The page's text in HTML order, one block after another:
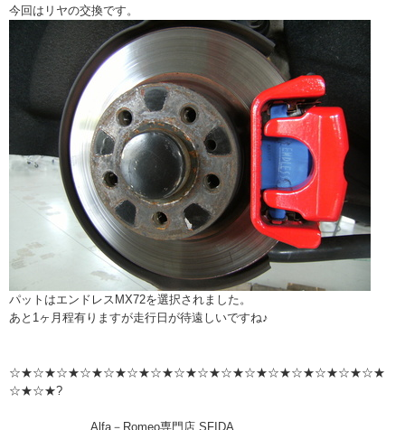
今回はリヤの交換です。
パットはエンドレスMX72を選択されました。
あと1ヶ月程有りますが走行日が待遠しいですね♪
☆★☆★☆★☆★☆★☆★☆★☆★☆★☆★☆★☆★☆★☆★☆★☆★
☆★☆★?
Alfa－Romeo専門店 SFIDA